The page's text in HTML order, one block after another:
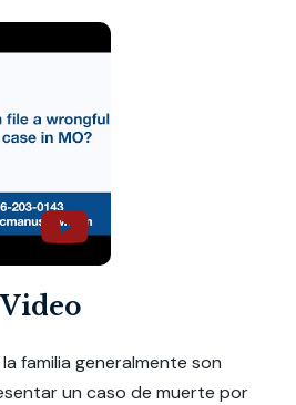
familia generalmente son
un caso de muerte por